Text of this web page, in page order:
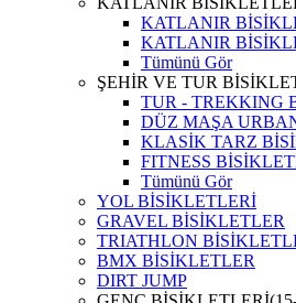
KATLANIR
KATLANIR
Tümünü Gör
ŞEHİR VE TUR
TUR - TREKKING
DÜZ MAŞA
KLASİK TARZ
FITNESS
Tümünü Gör
YOL BİSİKLETLERİ
GRAVEL BİSİKLETLER
TRIATHLON
BMX BİSİKLETLER
DIRT JUMP